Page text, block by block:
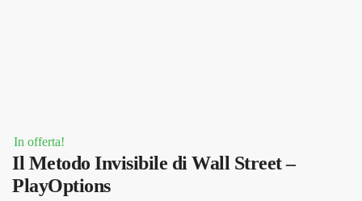
In offerta!
Il Metodo Invisibile di Wall Street –
PlayOptions